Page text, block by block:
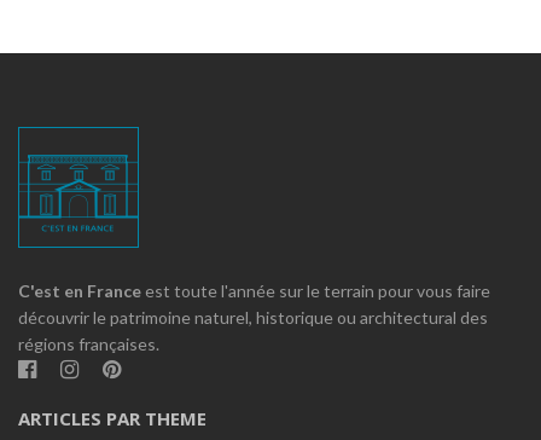
C'est en France est toute l'année sur le terrain pour vous faire
découvrir le patrimoine naturel, historique ou architectural des
régions françaises.
ARTICLES PAR THEME